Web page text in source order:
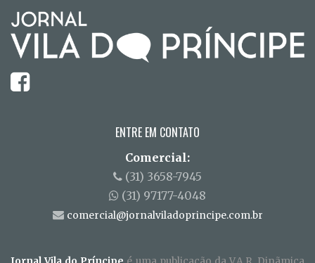
ENTRE EM CONTATO
Comercial:
(31) 3658-7945
(31) 97177-4048
comercial@jornalviladoprincipe.com.br